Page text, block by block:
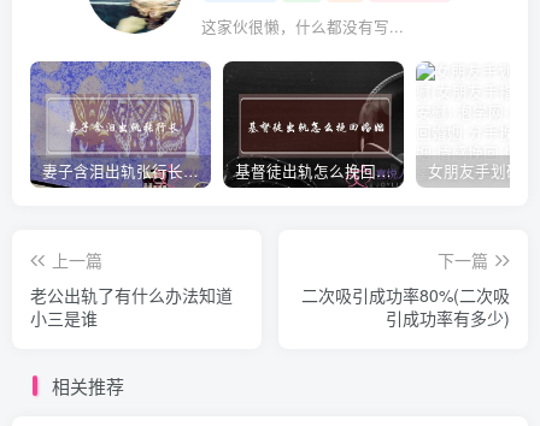
这家伙很懒，什么都没有写...
妻子含泪出轨张行长 她说全都是因为家中 基督徒出轨怎么挽回婚姻(基督徒面对出轨婚姻)
上一篇
老公出轨了有什么办法知道
小三是谁
下一篇
二次吸引成功率80%(二次吸
引成功率有多少)
相关推荐